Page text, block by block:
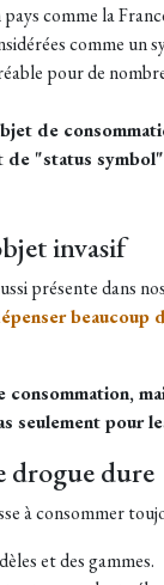
comme la
comme
pour de
de
de "status
invasif
présente dans
beaucoup
seulement pour
drogue dure
à consommer
et des gammes.